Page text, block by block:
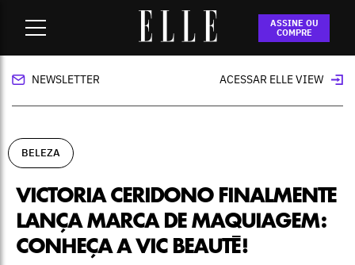
ASSINE OU
COMPRE
Victoria Ceridono finalmente lança marca de
maquiagem: conheça a Vic Beauté!
NEWSLETTER ACESSAR ELLE VIEW
BELEZA
VICTORIA CERIDONO FINALMENTE
LANÇA MARCA DE MAQUIAGEM:
CONHEÇA A VIC BEAUTÉ!